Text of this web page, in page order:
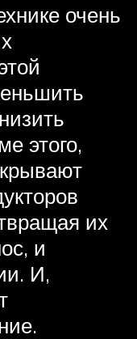
очень
этого,
их
и
И,